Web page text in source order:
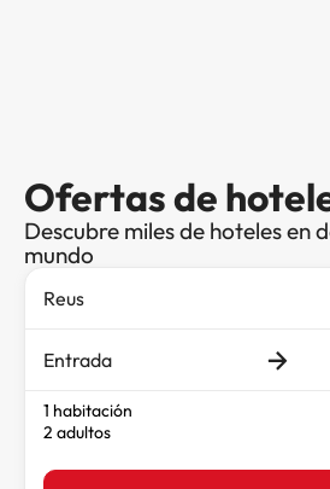
Ofertas de
Descubre miles de hoteles en
mundo
Entrada
1 habitación
2 adultos